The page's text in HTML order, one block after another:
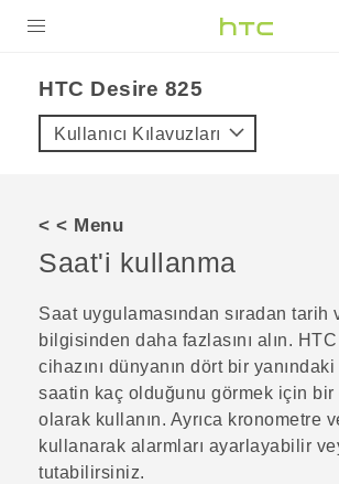
VIVE
VIVERSE
DESTEK
HTC Desire 825‎
Kullanıcı Kılavuzları
< < Menu
Saat'i kullanma
Saatuygulamasından sıradan tarih
bilgisinden daha fazlasını alın.
cihazını dünyanın dört bir
saatin kaç olduğunu görmek için bir
olarak kullanın. Ayrıca kronometre
kullanarak alarmları ayarlayabilir
tutabilirsiniz.